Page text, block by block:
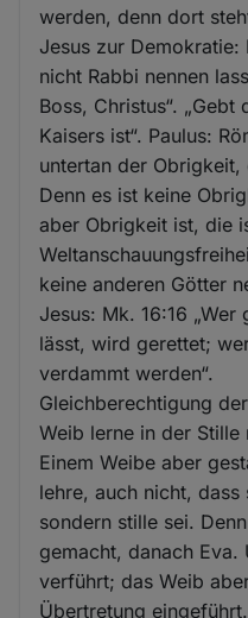
werden, denn dort
Jesus zur
nicht Rabbi nennen
Boss, Christus“.
Kaisers ist“. Paulus:
untertan der
Denn es ist keine
aber Obrigkeit ist, die
keine anderen Götter
Jesus: Mk. 16:16
lässt, wird gerettet;
verdammt werden“.
Gleichberechtigung
Weib lerne in der
Einem Weibe aber
lehre, auch nicht, dass
sondern stille sei.
gemacht, danach
verführt; das Weib
Übertretung